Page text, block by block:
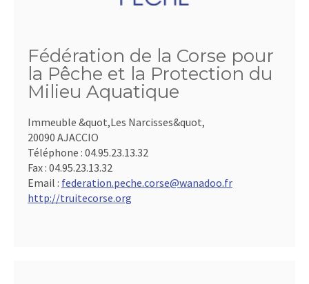
Fédération de la Corse pour
la Pêche et la Protection du
Milieu Aquatique
Immeuble &quot,Les Narcisses&quot,
20090 AJACCIO
Téléphone : 04.95.23.13.32
Fax : 04.95.23.13.32
Email : federation.peche.corse@wanadoo.fr
http://truitecorse.org